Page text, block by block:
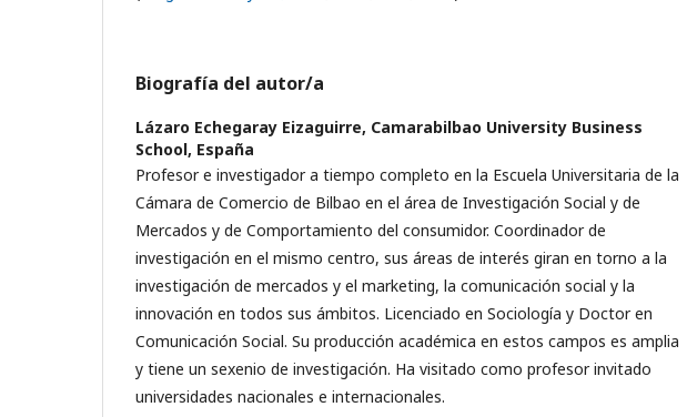
Biografía del autor/a
Lázaro Echegaray Eizaguirre, Camarabilbao University Business
School, España
Profesor e investigador a tiempo completo en la Escuela Universitaria de la
Cámara de Comercio de Bilbao en el área de Investigación Social y de
Mercados y de Comportamiento del consumidor. Coordinador de
investigación en el mismo centro, sus áreas de interés giran en torno a la
investigación de mercados y el marketing, la comunicación social y la
innovación en todos sus ámbitos. Licenciado en Sociología y Doctor en
Comunicación Social. Su producción académica en estos campos es amplia
y tiene un sexenio de investigación. Ha visitado como profesor invitado
universidades nacionales e internacionales.